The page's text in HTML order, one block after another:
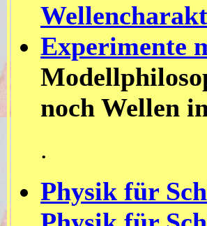
Experimente
noch Wellen
.
Physik für